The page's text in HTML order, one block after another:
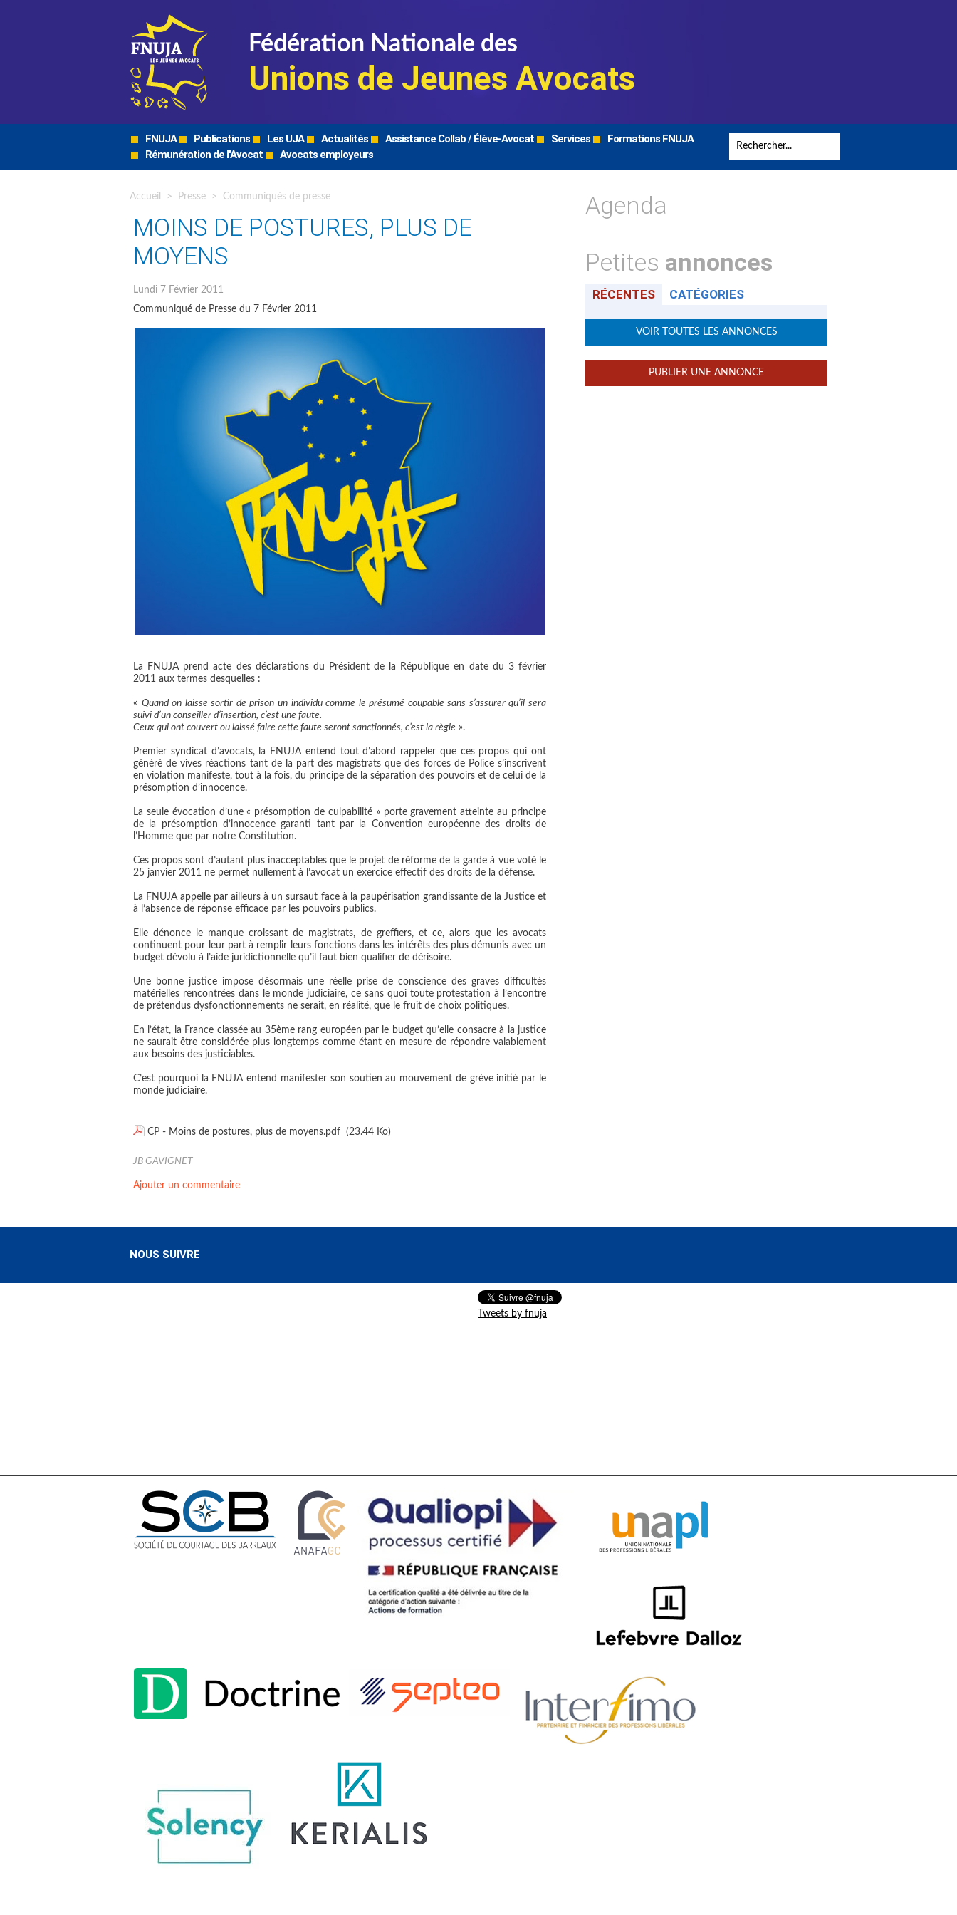
Fédération Nationale des
Unions de Jeunes Avocats
FNUJA Publications Les UJA Actualités Assistance Collab / Élève-Avocat Services
Formations FNUJA
Rémunération de l'Avocat
Avocats employeurs
Accueil > Presse > Communiqués de presse
MOINS DE POSTURES, PLUS DE
MOYENS
Lundi 7 Février 2011
Communiqué de Presse du 7 Février 2011
La FNUJA prend acte des déclarations du Président de la République en date du 3 février
2011 aux termes desquelles :
« Quand on laisse sortir de prison un individu comme le présumé coupable sans s’assurer qu’il sera
suivi d’un conseiller d’insertion, c’est une faute.
Ceux qui ont couvert ou laissé faire cette faute seront sanctionnés, c’est la règle ».
Premier syndicat d’avocats, la FNUJA entend tout d’abord rappeler que ces propos qui ont
généré de vives réactions tant de la part des magistrats que des forces de Police s’inscrivent
en violation manifeste, tout à la fois, du principe de la séparation des pouvoirs et de celui de la
présomption d’innocence.
La seule évocation d’une « présomption de culpabilité » porte gravement atteinte au principe
de la présomption d’innocencegaranti tant par la Convention européenne des droits de
l’Homme que par notre Constitution.
Ces propos sont d’autant plus inacceptables que le projet de réforme de la garde à vue voté le
25 janvier 2011 ne permet nullement à l’avocat un exercice effectif des droits de la défense.
La FNUJA appelle par ailleurs à un sursaut face à la paupérisation grandissante de la Justiceet
à l’absence de réponse efficace par les pouvoirs publics.
Elle dénonce le manque croissant de magistrats, de greffiers, et ce, alors que les avocats
continuent pour leur part à remplir leurs fonctions dans les intérêts des plus démunis avec un
budget dévolu à l’aide juridictionnelle qu’il faut bien qualifier de dérisoire.
Une bonne justice impose désormais une réelle prise de conscience des graves difficultés
matérielles rencontrées dans le monde judiciaire, ce sans quoi toute protestation à l’encontre
de prétendus dysfonctionnements ne serait, en réalité, que le fruit de choix politiques.
En l’état, la France classée au 35ème rang européen par le budget qu’elle consacre à la justice
ne saurait être considérée plus longtemps comme étant en mesure de répondre valablement
aux besoins des justiciables.
C’est pourquoi la FNUJA entend manifester son soutien au mouvement de grève initié par le
monde judiciaire.
CP - Moins de postures, plus de moyens.pdf (23.44 Ko)
JB GAVIGNET
Ajouter un commentaire
Agenda
Petites annonces
RÉCENTES CATÉGORIES
VOIR TOUTES LES ANNONCES
PUBLIER UNE ANNONCE
NOUS SUIVRE
Tweets by fnuja